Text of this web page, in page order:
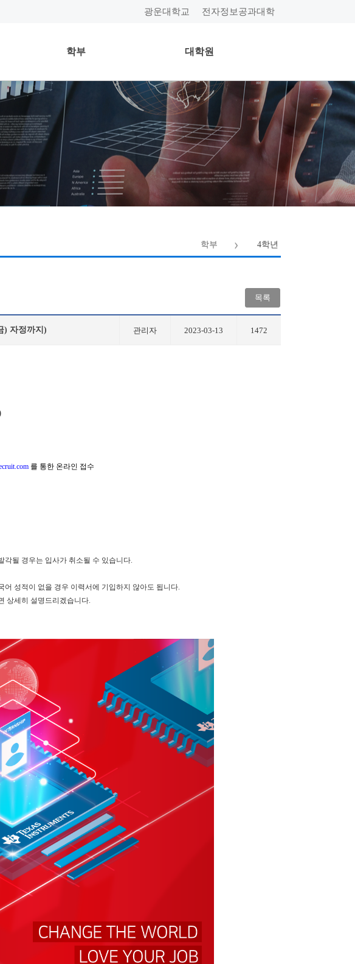
광운대학교 전자정보공과대학
학부 대학원
학부 4학년
목록
) 자정까지) 관리자 2023-03-13 1472
를 통한 온라인 접수
각될 경우는 입사가 취소될 수 있습니다.
성적이 없을 경우 이력서에 기입하지 않아도 됩니다.
상세히 설명드리겠습니다.